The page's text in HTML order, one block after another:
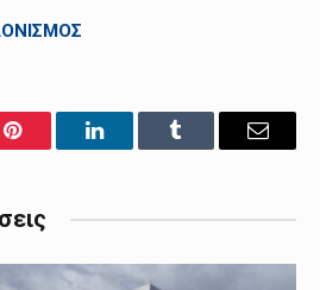
Pinterest LinkedInTumblr Email